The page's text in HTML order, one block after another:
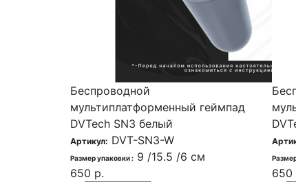
Беспроводной
мультиплатформенный геймпад
DVTech SN3 белый
Артикул: DVT-SN3-W
Размер упаковки : 9 /15.5 /6 см
650 р.
650